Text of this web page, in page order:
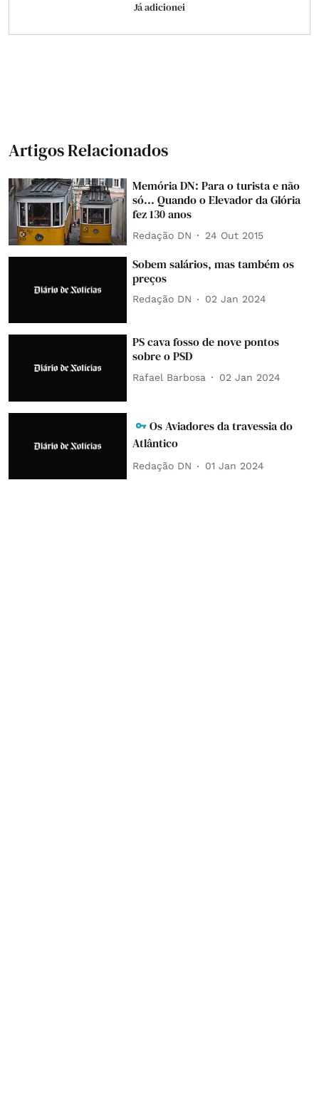
Já adicionei
Artigos Relacionados
Memória DN: Para o turista e não
só... Quando o Elevador da Glória
fez 130 anos
Redação DN 24 Out 2015
Sobem salários, mas também os
preços
Redação DN 02 Jan 2024
PS cava fosso de nove pontos
sobre o PSD
Rafael Barbosa 02 Jan 2024
Os Aviadores da travessia do
Atlântico
Redação DN 01 Jan 2024